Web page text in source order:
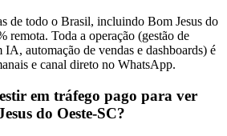
de todo o Brasil, incluindo Bom Jesus do
remota. Toda a operação (gestão de
automação de vendas e dashboards) é
e canal direto no WhatsApp.
em tráfego pago para ver
do Oeste-SC?